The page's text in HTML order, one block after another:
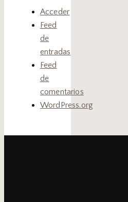
Acceder
Feed
de
entradas
Feed
de
comentarios
WordPress.org